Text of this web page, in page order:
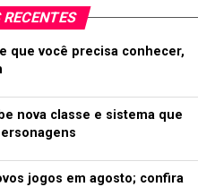
que você precisa conhecer,
nova classe e sistema que
jogos em agosto; confira